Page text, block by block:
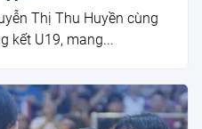
Thị Thu Huyền cùng
kết U19, mang...